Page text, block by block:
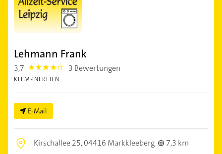
Lehmann Frank
3,7 3.7 3 Bewertungen
KLEMPNEREIEN
E-Mail
Kirschallee 25,04416 Markkleeberg
7,3 km